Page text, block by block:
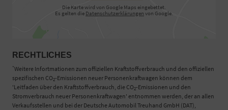
Die Karte wird von Google Maps eingebettet.
Es gelten die Datenschutzerklärungen von Google.
RECHTLICHES
*Weitere Infortmationen zum offiziellen Kraftstoffverbrauch und den offiziellen
spezifischen CO2-Emissionen neuer Personenkraftwagen können dem
'Leitfaden über den Kraftstoffverbrauch, die CO2-Emissionen und den
Stromverbrauch neuer Personenkraftwagen' entnommen werden, der an allen
Verkaufsstellen und bei der Deutsche Automobil Treuhand GmbH (DAT),